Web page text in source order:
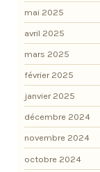
mai 2025
avril 2025
mars 2025
février 2025
janvier 2025
décembre 2024
novembre 2024
octobre 2024